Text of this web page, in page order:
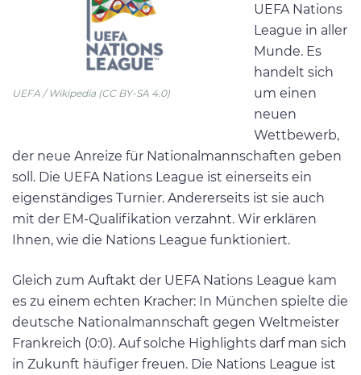
UEFA / Wikipedia (CC BY-SA 4.0)
UEFA Nations
League in aller
Munde. Es
handelt sich
um einen
neuen
Wettbewerb,
der neue Anreize für Nationalmannschaften geben
soll. Die UEFA Nations League ist einerseits ein
eigenständiges Turnier. Andererseits ist sie auch
mit der EM-Qualifikation verzahnt. Wir erklären
Ihnen, wie die Nations League funktioniert.
Gleich zum Auftakt der UEFA Nations League kam
es zu einem echten Kracher: In München spielte die
deutsche Nationalmannschaft gegen Weltmeister
Frankreich (0:0). Auf solche Highlights darf man sich
in Zukunft häufiger freuen. Die Nations League ist